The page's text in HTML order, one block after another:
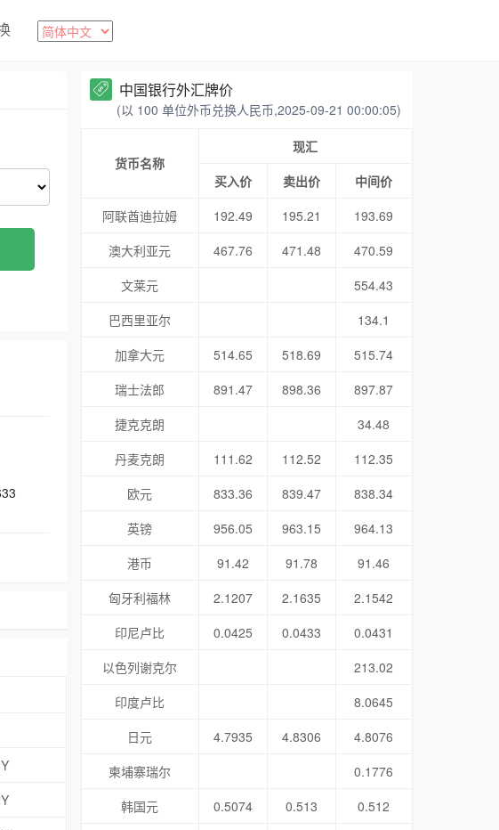
中国银行外汇牌价
(以 100 单位外币兑换人民币,2025-09-21 00:00:05)
货币名称
现汇
买入价
卖出价
中间价
阿联酋迪拉姆
192.49 195.21
193.69
澳大利亚元
467.76 471.48
470.59
文莱元
554.43
巴西里亚尔
134.1
加拿大元
514.65 518.69
515.74
瑞士法郎
891.47 898.36
897.87
捷克克朗
34.48
丹麦克朗
111.62 112.52
112.35
欧元
833.36 839.47
838.34
英镑
956.05 963.15
964.13
港币
91.42 91.78
91.46
匈牙利福林
2.1207 2.1635
2.1542
印尼卢比
0.0425 0.0433
0.0431
以色列谢克尔
213.02
印度卢比
8.0645
日元
4.7935 4.8306
4.8076
柬埔寨瑞尔
0.1776
韩国元
0.5074 0.513
0.512